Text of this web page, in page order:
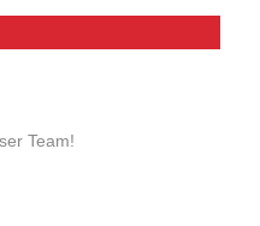
Team!